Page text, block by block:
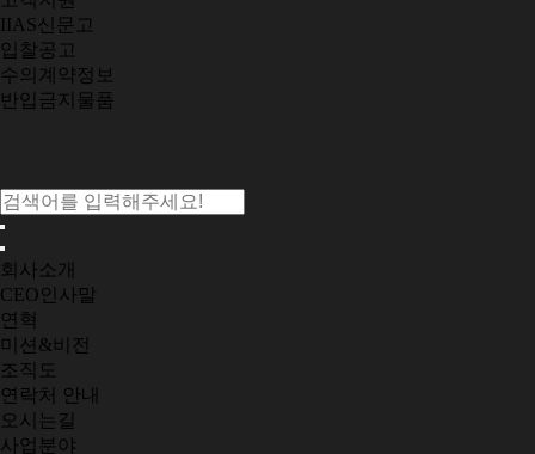
IIAS신문고
입찰공고
수의계약정보
반입금지물품
회사소개
CEO인사말
연혁
미션&비전
조직도
연락처 안내
오시는길
사업분야